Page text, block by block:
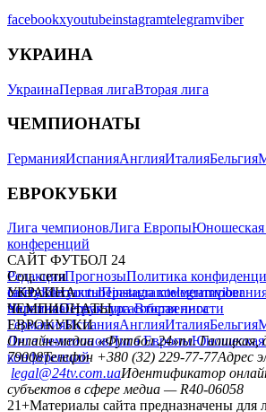
facebookxyoutubeinstagramtelegramviber
УКРАИНА
УкраинаПервая лигаВторая лига
ЧЕМПИОНАТЫ
ГерманияИспанияАнглияИталияБельгия
ЕВРОКУБКИ
Лига чемпионовЛига Европы
конференций
САЙТ ФУТБОЛ 24
РедакцияПрогнозыПолитика
сайтуКонтактыПравила
политикаСтруктура собственности
Соц. сети
facebookxyoutubeinstagramtelegramviber
УКРАИНА
УкраинаПервая лигаВторая лига
ЧЕМПИОНАТЫ
ГерманияИспанияАнглияИталияБельгия
ЕВРОКУБКИ
Лига чемпионовЛига Европы
конференций
Онлайн-медиа «Футбол 24»пл. Галицкая,
79008Телефон +380 (32) 229-77-77Адрес
legal@24tv.com.uaИдентификатор
субъектов в сфере медиа — R40-06058
21+Материалы сайта предназначены для